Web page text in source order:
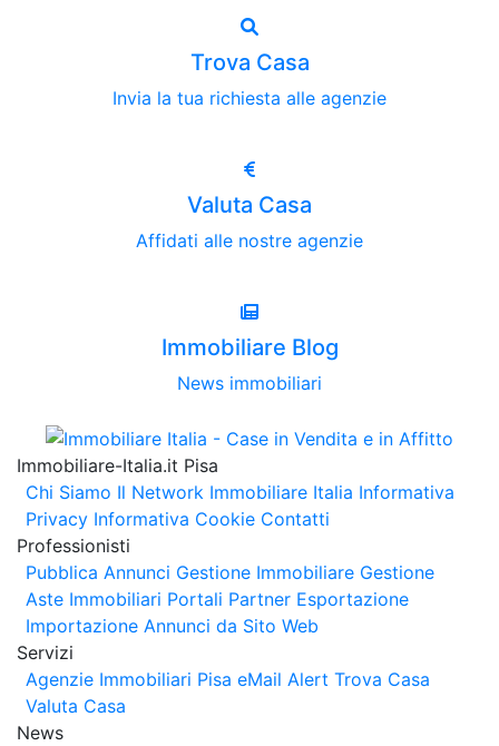
Trova Casa
Invia la tua richiesta alle agenzie
Valuta Casa
Affidati alle nostre agenzie
Immobiliare Blog
News immobiliari
Immobiliare-Italia.it Pisa
Chi Siamo Il Network Immobiliare Italia Informativa
Privacy Informativa Cookie Contatti
Professionisti
Pubblica Annunci Gestione Immobiliare Gestione
Aste Immobiliari Portali Partner Esportazione
Importazione Annunci da Sito Web
Servizi
Agenzie Immobiliari Pisa eMail Alert Trova Casa
Valuta Casa
News